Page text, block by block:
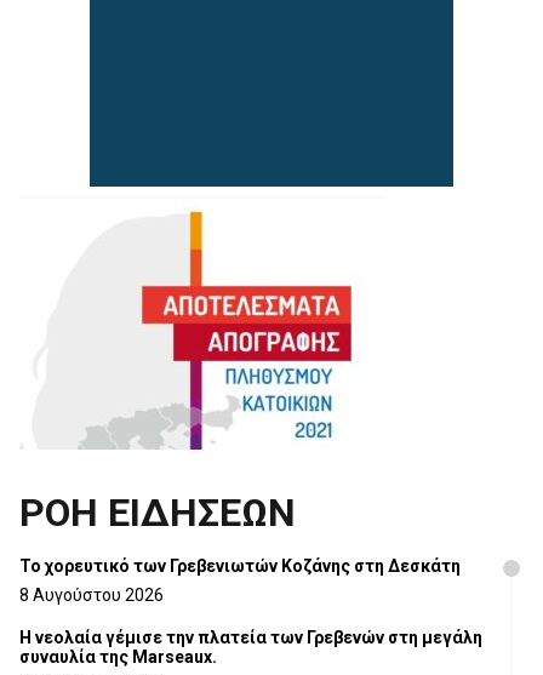
ΡΟΗ ΕΙΔΗΣΕΩΝ
Το χορευτικό των Γρεβενιωτών Κοζάνης στη Δεσκάτη
8 Αυγούστου 2026
Η νεολαία γέμισε την πλατεία των Γρεβενών στη μεγάλη
συναυλία της Marseaux.